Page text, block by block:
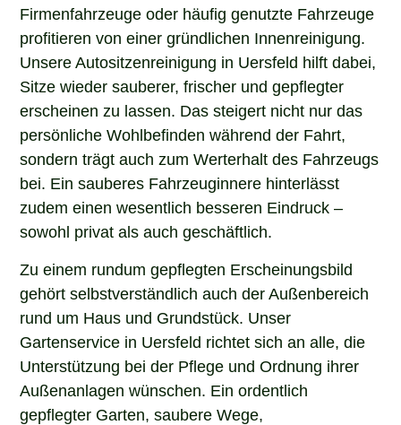
Firmenfahrzeuge oder häufig genutzte Fahrzeuge
profitieren von einer gründlichen Innenreinigung.
Unsere Autositzenreinigung in Uersfeld hilft dabei,
Sitze wieder sauberer, frischer und gepflegter
erscheinen zu lassen. Das steigert nicht nur das
persönliche Wohlbefinden während der Fahrt,
sondern trägt auch zum Werterhalt des Fahrzeugs
bei. Ein sauberes Fahrzeuginnere hinterlässt
zudem einen wesentlich besseren Eindruck –
sowohl privat als auch geschäftlich.
Zu einem rundum gepflegten Erscheinungsbild
gehört selbstverständlich auch der Außenbereich
rund um Haus und Grundstück. Unser
Gartenservice in Uersfeld richtet sich an alle, die
Unterstützung bei der Pflege und Ordnung ihrer
Außenanlagen wünschen. Ein ordentlich
gepflegter Garten, saubere Wege,